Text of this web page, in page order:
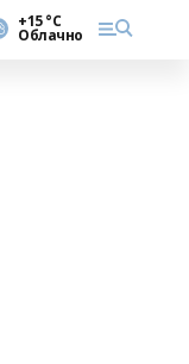
+15 °С
Облачно